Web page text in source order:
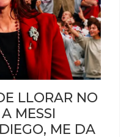
LLORAR NO
MESSI
ME DA